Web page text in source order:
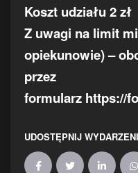
Koszt udziału 2 zł
Z uwagi na limit
opiekunowie) –
przez
formularz https://
UDOSTĘPNIJ